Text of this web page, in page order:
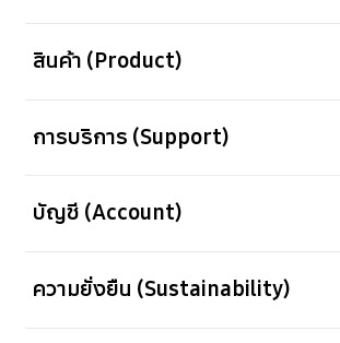
สินค้า (Product)
การบริการ (Support)
บัญชี (Account)
ความยั่งยืน (Sustainability)